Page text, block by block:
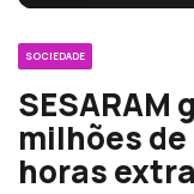
SOCIEDADE
SESARAM
milhões
horas